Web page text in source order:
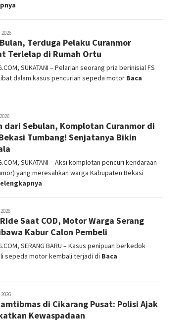
Terduga Pelaku Curanmor
Terlelap di Rumah Ortu
SUKATANI – Pelarian seorang pria berinisial FS
dalam kasus pencurian sepeda motor Baca
dari Sebulan, Komplotan Curanmor di
Tumbang! Senjatanya Bikin
SUKATANI – Aksi komplotan pencuri kendaraan
yang meresahkan warga Kabupaten Bekasi
Saat COD, Motor Warga Serang
Kabur Calon Pembeli
SERANG BARU – Kasus penipuan berkedok
sepeda motor kembali terjadi di Baca
di Cikarang Pusat: Polisi Ajak
Kewaspadaan